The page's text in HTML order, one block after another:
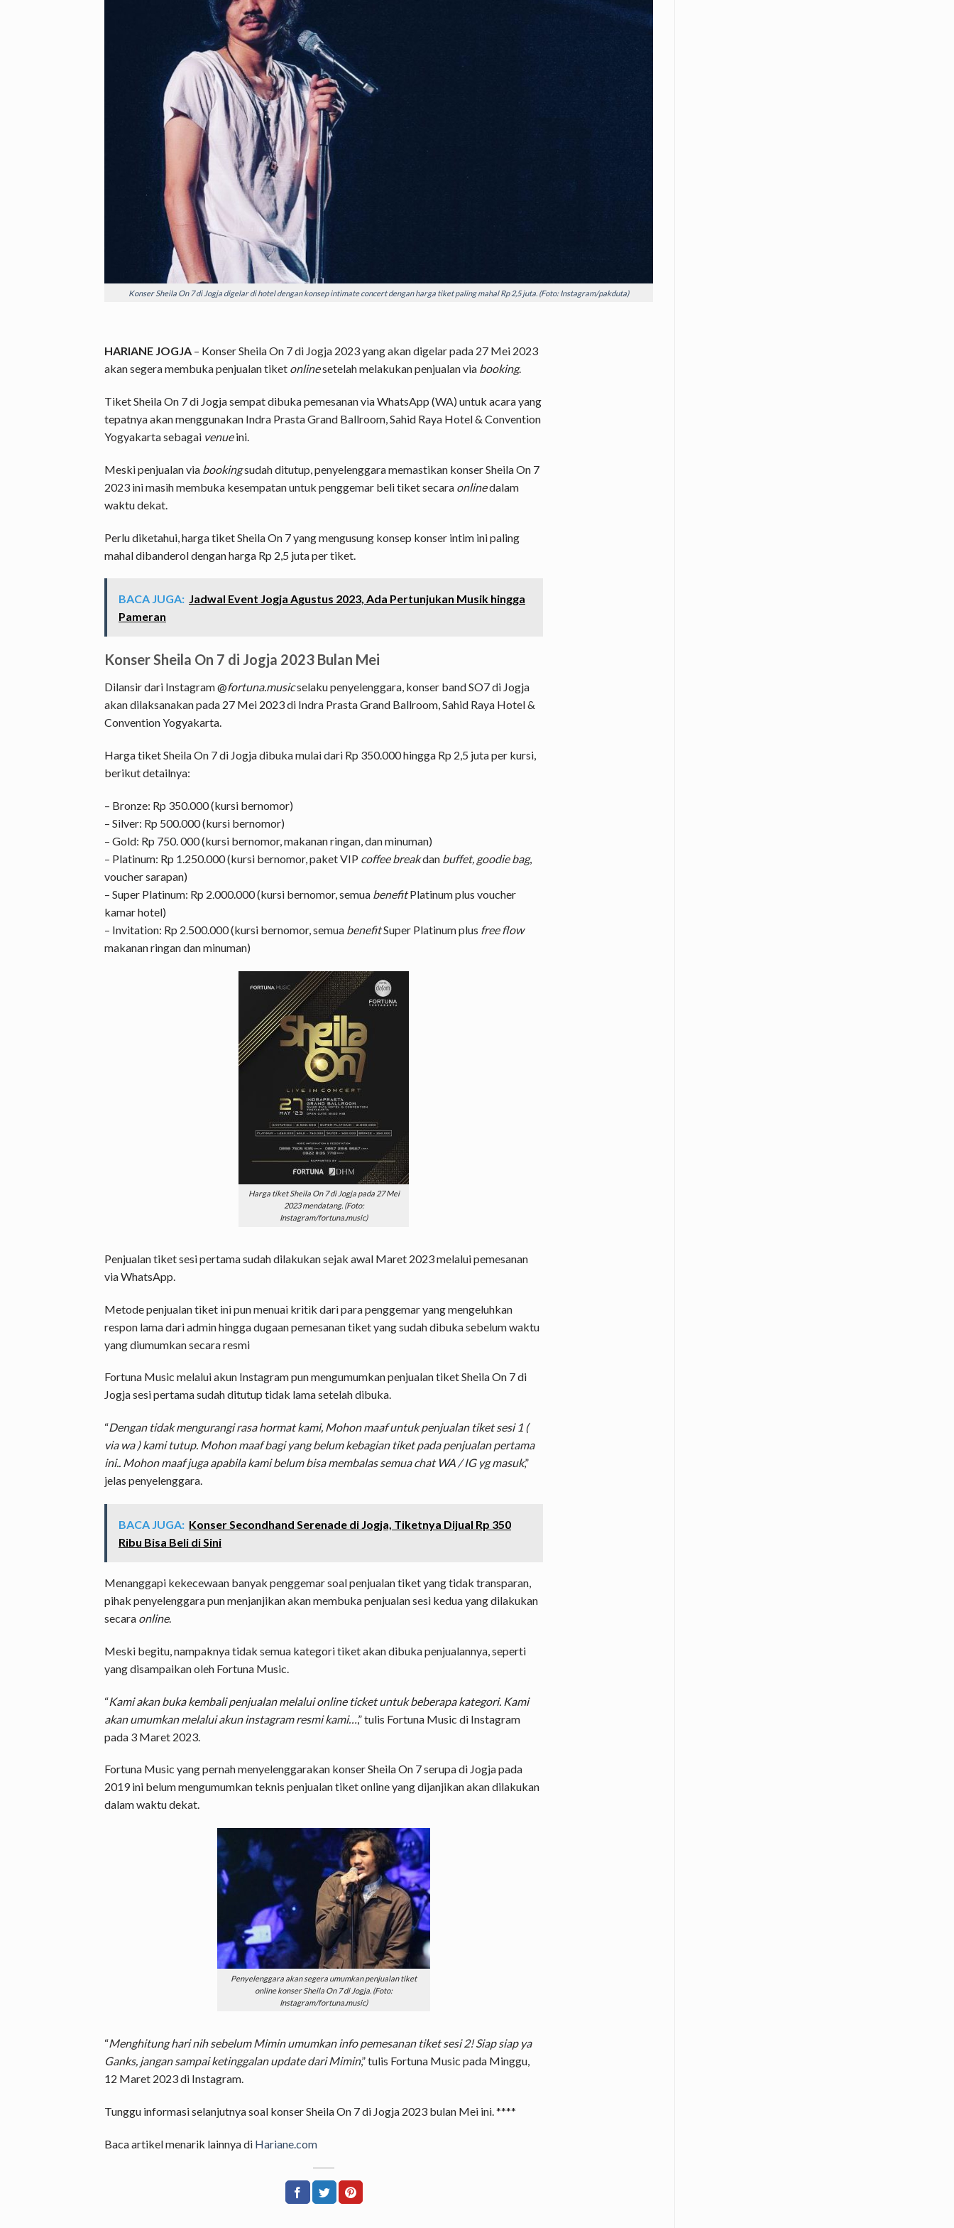
Konser Sheila On 7 di Jogja digelar di hotel dengan konsep intimate concert dengan harga tiket paling mahal Rp 2,5 juta. (Foto: Instagram/pakduta)
HARIANE JOGJA – Konser Sheila On 7 di Jogja 2023 yang akan digelar pada 27 Mei 2023
akan segera membuka penjualan tiket onlinesetelah melakukan penjualan via booking.
Tiket Sheila On 7 di Jogja sempat dibuka pemesanan via WhatsApp (WA) untuk acara yang
tepatnya akan menggunakan Indra Prasta Grand Ballroom, Sahid Raya Hotel & Convention
Yogyakarta sebagai venueini.
Meski penjualan via bookingsudah ditutup, penyelenggara memastikan konser Sheila On 7
2023 ini masih membuka kesempatan untuk penggemar beli tiket secara onlinedalam
waktu dekat.
Perlu diketahui, harga tiket Sheila On 7 yang mengusung konsep konser intim ini paling
mahal dibanderol dengan harga Rp 2,5 juta per tiket.
BACA JUGA: Jadwal Event Jogja Agustus 2023, Ada Pertunjukan Musik hingga
Pameran
Konser Sheila On 7 di Jogja 2023 Bulan Mei
Dilansir dari Instagram @fortuna.musicselaku penyelenggara, konser band SO7 di Jogja
akan dilaksanakan pada 27 Mei 2023 di Indra Prasta Grand Ballroom, Sahid Raya Hotel &
Convention Yogyakarta.
Harga tiket Sheila On 7 di Jogja dibuka mulai dari Rp 350.000 hingga Rp 2,5 juta per kursi,
berikut detailnya:
– Bronze: Rp 350.000 (kursi bernomor)
– Silver: Rp 500.000 (kursi bernomor)
– Gold: Rp 750. 000 (kursi bernomor, makanan ringan, dan minuman)
– Platinum: Rp 1.250.000 (kursi bernomor, paket VIP coffee breakdan buffet, goodie bag,
voucher sarapan)
– Super Platinum: Rp 2.000.000 (kursi bernomor, semua benefitPlatinum plus voucher
kamar hotel)
– Invitation: Rp 2.500.000 (kursi bernomor, semua benefitSuper Platinum plus free flow
makanan ringan dan minuman)
Harga tiket Sheila On 7 di Jogja pada 27 Mei
2023 mendatang. (Foto:
Instagram/fortuna.music)
Penjualan tiket sesi pertama sudah dilakukan sejak awal Maret 2023 melalui pemesanan
via WhatsApp.
Metode penjualan tiket ini pun menuai kritik dari para penggemar yang mengeluhkan
respon lama dari admin hingga dugaan pemesanan tiket yang sudah dibuka sebelum waktu
yang diumumkan secara resmi
Fortuna Music melalui akun Instagram pun mengumumkan penjualan tiket Sheila On 7 di
Jogja sesi pertama sudah ditutup tidak lama setelah dibuka.
“Dengan tidak mengurangi rasa hormat kami, Mohon maaf untuk penjualan tiket sesi 1 (
via wa ) kami tutup. Mohon maaf bagi yang belum kebagian tiket pada penjualan pertama
ini.. Mohon maaf juga apabila kami belum bisa membalas semua chat WA / IG yg masuk,”
jelas penyelenggara.
BACA JUGA: Konser Secondhand Serenade di Jogja, Tiketnya Dijual Rp 350
Ribu Bisa Beli di Sini
Menanggapi kekecewaan banyak penggemar soal penjualan tiket yang tidak transparan,
pihak penyelenggara pun menjanjikan akan membuka penjualan sesi kedua yang dilakukan
secara online.
Meski begitu, nampaknya tidak semua kategori tiket akan dibuka penjualannya, seperti
yang disampaikan oleh Fortuna Music.
“Kami akan buka kembali penjualan melalui online ticket untuk beberapa kategori. Kami
akan umumkan melalui akun instagram resmi kami…
,” tulis Fortuna Music di Instagram
pada 3 Maret 2023.
Fortuna Music yang pernah menyelenggarakan konser Sheila On 7 serupa di Jogja pada
2019 ini belum mengumumkan teknis penjualan tiket online yang dijanjikan akan dilakukan
dalam waktu dekat.
Penyelenggara akan segera umumkan penjualan tiket
online konser Sheila On 7 di Jogja. (Foto:
Instagram/fortuna.music)
“Menghitung hari nih sebelum Mimin umumkan info pemesanan tiket sesi 2! Siap siap ya
Ganks, jangan sampai ketinggalan update dari Mimin,” tulis Fortuna Music pada Minggu,
12 Maret 2023 di Instagram.
Tunggu informasi selanjutnya soal konser Sheila On 7 di Jogja 2023 bulan Mei ini. ****
Baca artikel menarik lainnya di Hariane.com